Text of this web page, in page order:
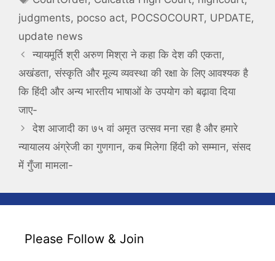
judgments, pocso act, POCSOCOURT, UPDATE,
update news
न्यायमूर्ति श्री अरुण मिश्रा ने कहा कि देश की एकता,
अखंडता, संस्कृति और मूल्य व्‍यवस्‍था की रक्षा के लिए आवश्यक है
कि हिंदी और अन्य भारतीय भाषाओं के उपयोग को बढ़ावा दिया
जाए-
देश आजादी का ७५ वां अमृत उत्सव मना रहा है और हमारे
न्यायालय अंग्रेजी का गुणगान, कब मिलेगा हिंदी को सम्मान, संसद
में गुँजा मामला-
Please Follow & Join